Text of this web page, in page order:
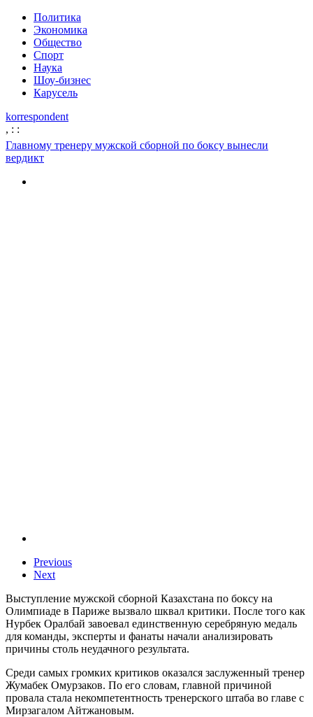
Политика
Экономика
Общество
Спорт
Наука
Шоу-бизнес
Карусель
korrespondent
, : :
Главному тренеру мужской сборной по боксу вынесли
вердикт
Previous
Next
Выступление мужской сборной Казахстана по боксу на
Олимпиаде в Париже вызвало шквал критики. После того как
Нурбек Оралбай завоевал единственную серебряную медаль
для команды, эксперты и фанаты начали анализировать
причины столь неудачного результата.
Среди самых громких критиков оказался заслуженный тренер
Жумабек Омурзаков. По его словам, главной причиной
провала стала некомпетентность тренерского штаба во главе с
Мирзагалом Айтжановым.